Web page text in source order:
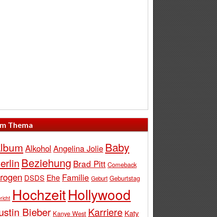
Thema
Alkohol Angelina Jolie Baby
Beziehung Brad Pitt Comeback
DSDS Ehe Familie Geburt Geburtstag
HochzeitHollywood
Bieber Kanye West Karriere Katy